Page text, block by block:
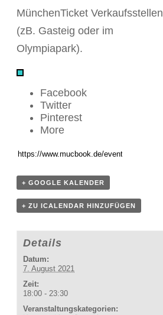
MünchenTicket Verkaufsstellen
(zB. Gasteig oder im
Olympiapark).
Facebook
Twitter
Pinterest
More
+ GOOGLE KALENDER
+ ZU ICALENDAR HINZUFÜGEN
Details
Datum:
7. August 2021
Zeit:
18:00 - 23:30
Veranstaltungskategorien: